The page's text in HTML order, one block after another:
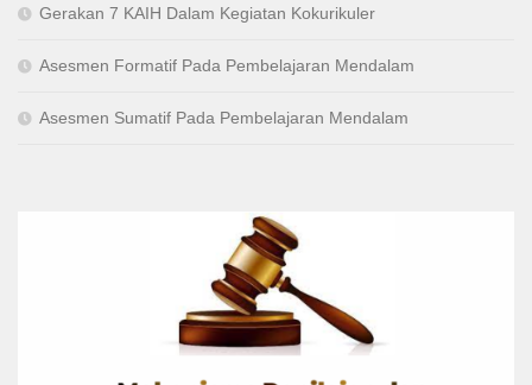
Gerakan 7 KAIH Dalam Kegiatan Kokurikuler
Asesmen Formatif Pada Pembelajaran Mendalam
Asesmen Sumatif Pada Pembelajaran Mendalam